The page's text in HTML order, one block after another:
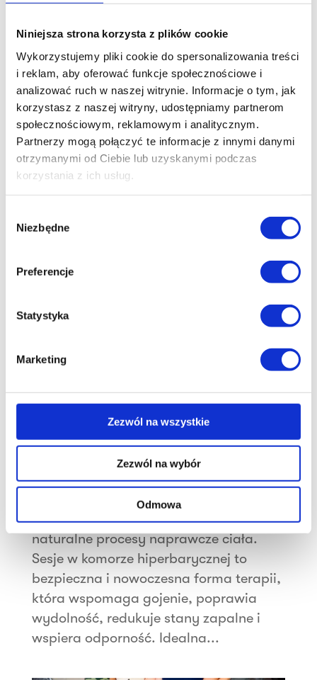
Niniejsza strona korzysta z plików cookie
Wykorzystujemy pliki cookie do spersonalizowania treści
i reklam, aby oferować funkcje społecznościowe i
analizować ruch w naszej witrynie. Informacje o tym, jak
korzystasz z naszej witryny, udostępniamy partnerom
społecznościowym, reklamowym i analitycznym.
Partnerzy mogą połączyć te informacje z innymi danymi
otrzymanymi od Ciebie lub uzyskanymi podczas
korzystania z ich usług.
zgody
Niezbędne
Preferencje
Statystyka
Marketing
Zezwól na wszystkie
Zezwól na wybór
Odmowa
cze 11, 2025|36 MINUT Bartodzieje,36 MINUT
Wyżyny
36 MINUT Żywiec Uncategorized
Czujesz, że Twoja dieta nie wspiera Cię
tak, jak powinna? Niezależnie od tego,
czy chcesz poprawić samopoczucie,
schudnąć, zwiększyć energię czy po
prostu lepiej jeść – warto mieć kogoś,
kto Cię poprowadzi. Nasz dietetyk
rozwiać...
Komora hiperbaryczna
36 MINUT Żywiec,Uncategorized
Zwiększ dotlenienie organizmu,
przyspiesz regenerację i wspieraj
naturalne procesy naprawcze ciała.
Sesje w komorze hiperbarycznej to
bezpieczna i nowoczesna forma terapii,
która wspomaga gojenie, poprawia
wydolność, redukuje stany zapalne i
wspiera odporność. Idealna...